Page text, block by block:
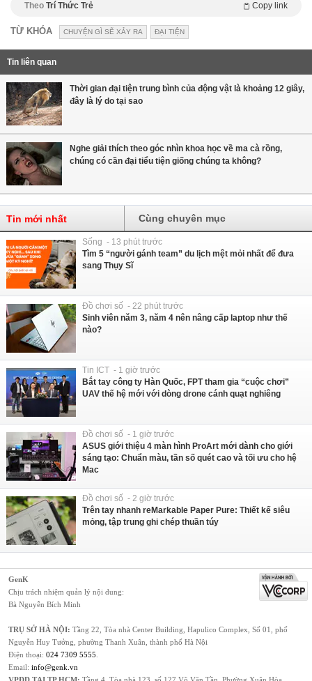
Theo Trí Thức Trẻ Copy link
TỪ KHÓA CHUYỆN GÌ SẼ XẢY RA ĐẠI TIỆN
Tin liên quan
Thời gian đại tiện trung bình của động vật là khoảng 12 giây,
đây là lý do tại sao
Nghe giải thích theo góc nhìn khoa học về ma cà rồng,
chúng có cần đại tiểu tiện giống chúng ta không?
Tin mới nhất Cùng chuyên mục
Sống - 13 phút trước
Tìm 5 “người gánh team” du lịch mệt mỏi nhất để đưa
sang Thụy Sĩ
Đồ chơi số - 22 phút trước
Sinh viên năm 3, năm 4 nên nâng cấp laptop như thế
nào?
Tin ICT - 1 giờ trước
Bắt tay công ty Hàn Quốc, FPT tham gia “cuộc chơi”
UAV thế hệ mới với dòng drone cánh quạt nghiêng
Đồ chơi số - 1 giờ trước
ASUS giới thiệu 4 màn hình ProArt mới dành cho giới
sáng tạo: Chuẩn màu, tần số quét cao và tối ưu cho hệ
Mac
Đồ chơi số - 2 giờ trước
Trên tay nhanh reMarkable Paper Pure: Thiết kế siêu
mỏng, tập trung ghi chép thuần túy
GenK
Chịu trách nhiệm quản lý nội dung:
Bà Nguyễn Bích Minh
TRỤ SỞ HÀ NỘI: Tầng 22, Tòa nhà Center Building, Hapulico Complex, Số 01, phố
Nguyễn Huy Tưởng, phường Thanh Xuân, thành phố Hà Nội
Điện thoại: 024 7309 5555.
Email: info@genk.vn